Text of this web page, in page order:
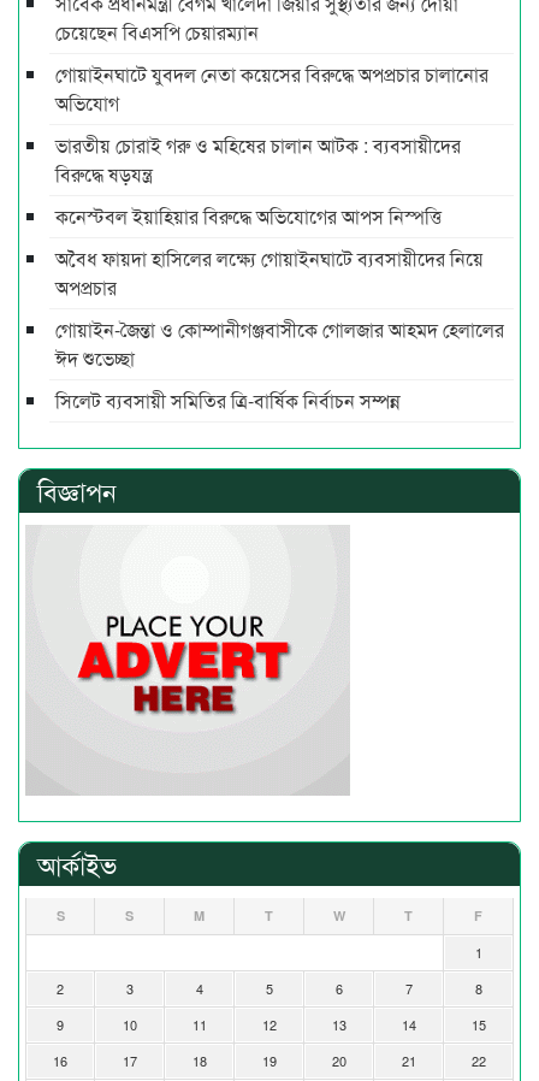
চেয়েছেন বিএসপি চেয়ারম্যান
গোয়াইনঘাটে যুবদল নেতা কয়েসের বিরুদ্ধে অপপ্রচার চালানোর
অভিযোগ
ভারতীয় চোরাই গরু ও মহিষের চালান আটক : ব্যবসায়ীদের
বিরুদ্ধে ষড়যন্ত্র
কনেস্টবল ইয়াহিয়ার বিরুদ্ধে অভিযোগের আপস নিস্পত্তি
অবৈধ ফায়দা হাসিলের লক্ষ্যে গোয়াইনঘাটে ব্যবসায়ীদের নিয়ে
অপপ্রচার
গোয়াইন-জৈন্তা ও কোম্পানীগঞ্জবাসীকে গোলজার আহমদ হেলালের
ঈদ শুভেচ্ছা
সিলেট ব্যবসায়ী সমিতির ত্রি-বার্ষিক নির্বাচন সম্পন্ন
বিজ্ঞাপন
আর্কাইভ
S S M T W T F
1
2
3 4 5 6 7
8
9
10 11 12 13 14
15
16
17 18 19 20 21
22